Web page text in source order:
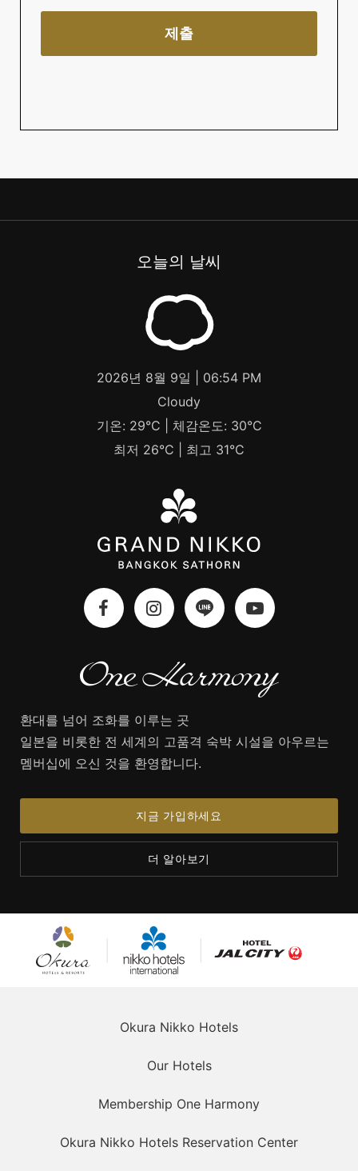
오늘의 날씨
2026년 8월 9일 | 06:54 PM
Cloudy
기온: 29°C | 체감온도: 30°C
최저 26°C | 최고 31°C
환대를 넘어 조화를 이루는 곳
일본을 비롯한 전 세계의 고품격 숙박 시설을 아우르는
멤버십에 오신 것을 환영합니다.
지금 가입하세요
더 알아보기
오쿠라 호
텔즈 & 리
닛코 호텔
즈 인터내
호텔 JAL 시티
Okura Nikko Hotels
Our Hotels
Membership One Harmony
Okura Nikko Hotels Reservation Center